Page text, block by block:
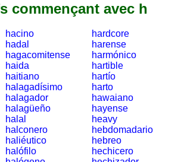
commençant avec h
hacino
hadal
hagacomitense
haida
haitiano
halagadísimo
halagador
halagüeño
halal
halconero
haliéutico
halófilo
hardcore
harense
harmónico
hartible
hartío
harto
hawaiano
hayense
heavy
hebdomadario
hebreo
hechicero